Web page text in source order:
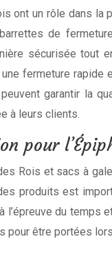
un rôle dans
de
sécurisée tout
fermeture
garantir la
à leurs clients.
pour
Rois et sacs à
produits est
du
pour être portées